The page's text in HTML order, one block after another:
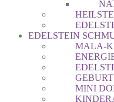
EDELSTEIN
MALA-
MINI